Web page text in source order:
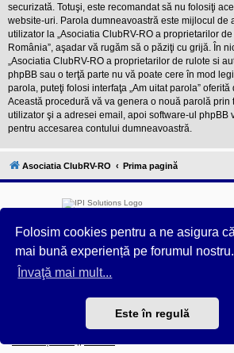
Folosim cookies pentru a ne asigura
mai bună experiență pe forumul nostru.
Învaţă mai mult...
Este în regulă
securizată. Totuşi, este recomandat să nu folosiţi
website-uri. Parola dumneavoastră este mijlocul de
utilizator la „Asociatia ClubRV-RO a proprietarilor
România”, aşadar vă rugăm să o păziţi cu grijă. În
„Asociatia ClubRV-RO a proprietarilor de rulote si
phpBB sau o terţă parte nu vă poate cere în mod
parola, puteţi folosi interfaţa „Am uitat parola”
Această procedură vă va genera o nouă parolă prin
utilizator şi a adresei email, apoi software-ul phpBB
pentru accesarea contului dumneavoastră.
Asociatia ClubRV-RO Prima pagină
Furnizat de phpBB® Forum Software © phpBB Limited
Style ProsilverSlideEdition created by Talk19Zehn OnGray-
Design.de & Style Updated by